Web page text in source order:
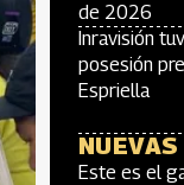
de 2026
Inravisión
posesión
Espriella
Este es el